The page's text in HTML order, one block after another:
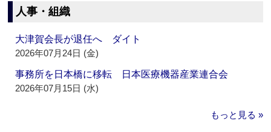
人事・組織
大津賀会長が退任へ ダイト
2026年07月24日 (金)
事務所を日本橋に移転 日本医療機器産業連合会
2026年07月15日 (水)
もっと見る »